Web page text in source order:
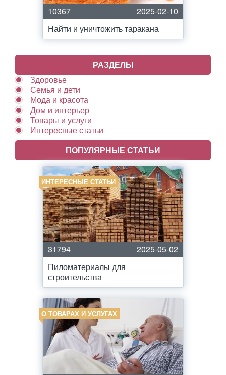
10367
2025-02-10
Найти и уничтожить таракана
РАЗДЕЛЫ
Здоровье
Семья и дети
Мода и красота
Дом и интерьер
Товары и услуги
Интересные статьи
ПОПУЛЯРНЫЕ СТАТЬИ
ИНТЕРЕСНЫЕ СТАТЬИ
31794
2025-05-02
Пиломатериалы для
строительства
О ТОВАРАХ И УСЛУГАХ